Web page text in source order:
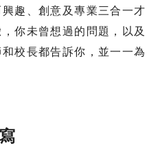
趣、創意及專業三合一才
你未曾想過的問題，以及
校長都告訴你，並一一為